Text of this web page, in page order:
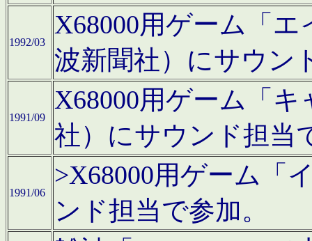
1992/03
X68000用ゲーム「
波新聞社）にサウン
1991/09
X68000用ゲーム「
社）にサウンド担当
1991/06
>X68000用ゲーム「
ンド担当で参加。